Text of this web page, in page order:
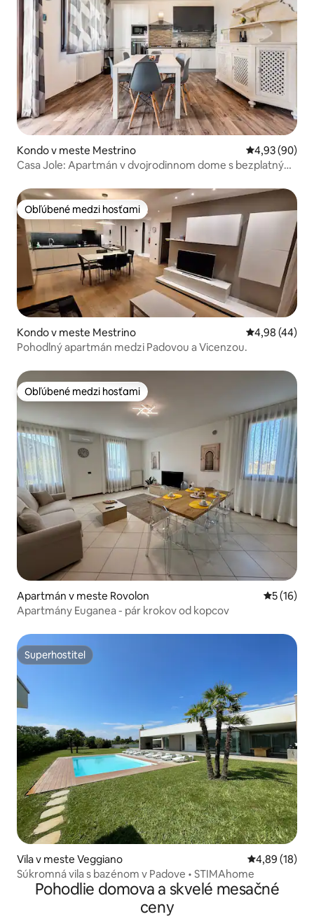
Kondo v meste Mestrino Priemerné
4,93 (90)
Casa Jole: Apartmán v dvojrodinnom dome s bezplatným
Obľúbené medzi hosťami
Obľúbené medzi hosťami
Kondo v meste Mestrino Priemerné
4,98 (44)
Pohodlný apartmán medzi Padovou a Vicenzou.
Obľúbené medzi hosťami
Obľúbené medzi hosťami
Apartmán v meste Rovolon
5 (16)
Apartmány Euganea - pár krokov od kopcov
Superhostiteľ
Superhostiteľ
Vila v meste Veggiano Priemerné
4,89 (18)
Súkromná vila s bazénom v Padove • STIMAhome
Pohodlie domova a skvelé mesačné
ceny